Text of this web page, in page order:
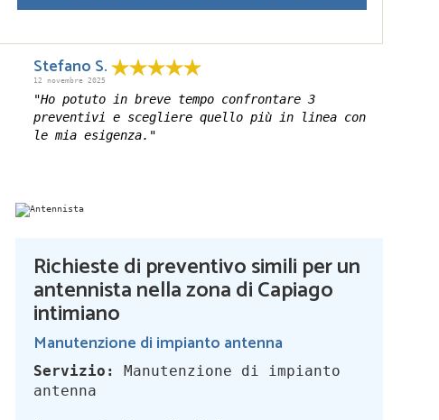
Stefano S.
12 novembre 2025
"Ho potuto in breve tempo confrontare 3
preventivi e scegliere quello più in linea con
le mia esigenza."
Richieste di preventivo simili per un
antennista nella zona di Capiago
intimiano
Manutenzione di impianto antenna
Servizio:
Manutenzione di impianto
antenna